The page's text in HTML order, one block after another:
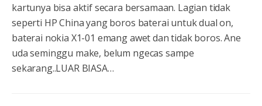
kartunya bisa aktif secara bersamaan. Lagian tidak
seperti HP China yang boros baterai untuk dual on,
baterai nokia X1-01 emang awet dan tidak boros. Ane
uda seminggu make, belum ngecas sampe
sekarang..LUAR BIASA…